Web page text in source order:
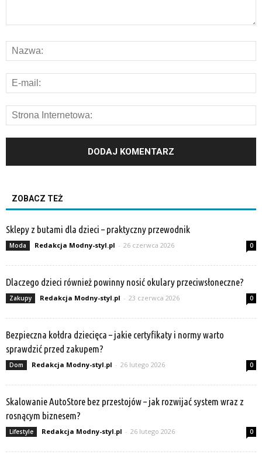
ZOBACZ TEŻ
Sklepy z butami dla dzieci – praktyczny przewodnik
Moda Redakcja Modny-styl.pl - 26 czerwca 2026 0
Dlaczego dzieci również powinny nosić okulary przeciwsłoneczne?
Zakupy Redakcja Modny-styl.pl - 23 czerwca 2026 0
Bezpieczna kołdra dziecięca – jakie certyfikaty i normy warto
sprawdzić przed zakupem?
Dom Redakcja Modny-styl.pl - 26 lutego 2026 0
Skalowanie AutoStore bez przestojów – jak rozwijać system wraz z
rosnącym biznesem?
Lifestyle Redakcja Modny-styl.pl - 26 lutego 2026 0